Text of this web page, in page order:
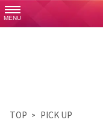
MENU
TOP PICK UP